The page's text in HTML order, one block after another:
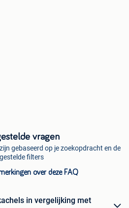
vragen
gebaseerd op je zoekopdracht en de
filters
over deze FAQ
in vergelijking met